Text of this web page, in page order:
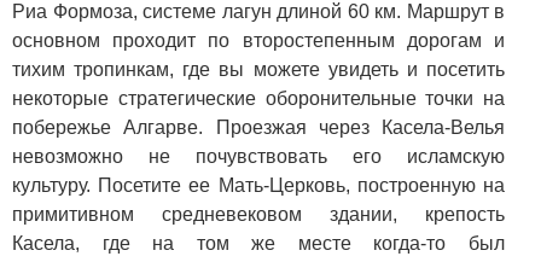
Риа Формоза, системе лагун длиной 60 км. Маршрут в
основном проходит по второстепенным дорогам и
тихим тропинкам, где вы можете увидеть и посетить
некоторые стратегические оборонительные точки на
побережье Алгарве. Проезжая через Касела-Велья
невозможно не почувствовать его исламскую
культуру. Посетите ее Мать-Церковь, построенную на
примитивном средневековом здании, крепость
Касела, где на том же месте когда-то был